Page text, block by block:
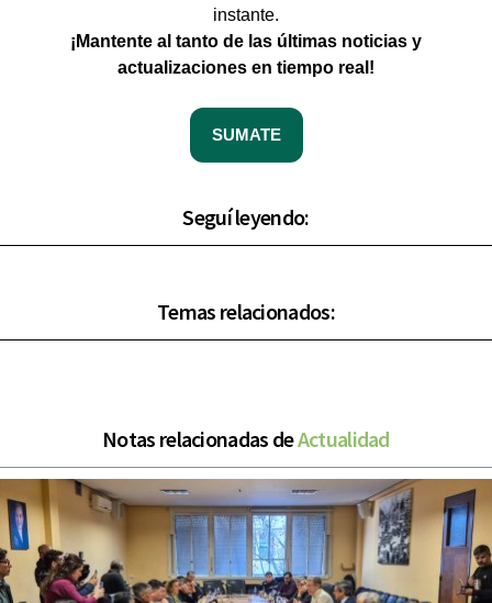
instante.
¡Mantente al tanto de las últimas noticias y
actualizaciones en tiempo real!
SUMATE
Seguí leyendo:
Temas relacionados:
Notas relacionadas deActualidad